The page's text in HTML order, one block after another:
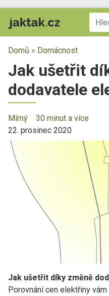
Domů » Domácnost
Jak ušetřit
dodavatele
Mírný
30 minut a více
22. prosinec 2020
Jak ušetřit díky změně
Porovnání cen elektřiny